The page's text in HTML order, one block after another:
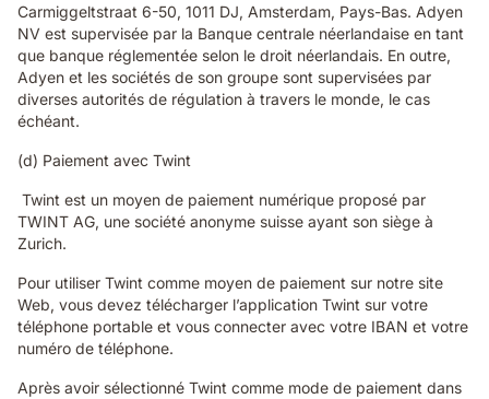
Carmiggeltstraat 6-50, 1011 DJ, Amsterdam, Pays-Bas. Adyen
NV est supervisée par la Banque centrale néerlandaise en tant
que banque réglementée selon le droit néerlandais. En outre,
Adyen et les sociétés de son groupe sont supervisées par
diverses autorités de régulation à travers le monde, le cas
échéant.
(d) Paiement avec Twint
Twint est un moyen de paiement numérique proposé par
TWINT AG, une société anonyme suisse ayant son siège à
Zurich.
Pour utiliser Twint comme moyen de paiement sur notre site
Web, vous devez télécharger l’application Twint sur votre
téléphone portable et vous connecter avec votre IBAN et votre
numéro de téléphone.
Après avoir sélectionné Twint comme mode de paiement dans